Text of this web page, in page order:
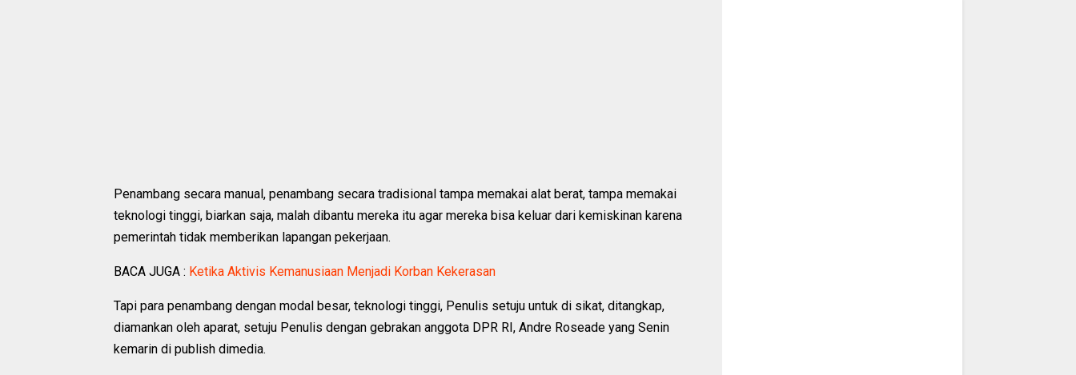
Penambang secara manual, penambang secara tradisional tampa memakai alat berat, tampa memakai
teknologi tinggi, biarkan saja, malah dibantu mereka itu agar mereka bisa keluar dari kemiskinan karena
pemerintah tidak memberikan lapangan pekerjaan.
BACA JUGA : Ketika Aktivis Kemanusiaan Menjadi Korban Kekerasan
Tapi para penambang dengan modal besar, teknologi tinggi, Penulis setuju untuk di sikat, ditangkap,
diamankan oleh aparat, setuju Penulis dengan gebrakan anggota DPR RI, Andre Roseade yang Senin
kemarin di publish dimedia.